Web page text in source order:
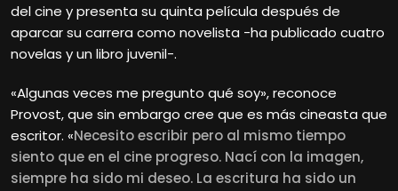
del cine y presenta su quinta película después de
aparcar su carrera como novelista -ha publicado cuatro
novelas y un libro juvenil-.
«Algunas veces me pregunto qué soy», reconoce
Provost, que sin embargo cree que es más cineasta que
escritor. «Necesito escribir pero al mismo tiempo
siento que en el cine progreso. Nací con la imagen,
siempre ha sido mi deseo. La escritura ha sido un